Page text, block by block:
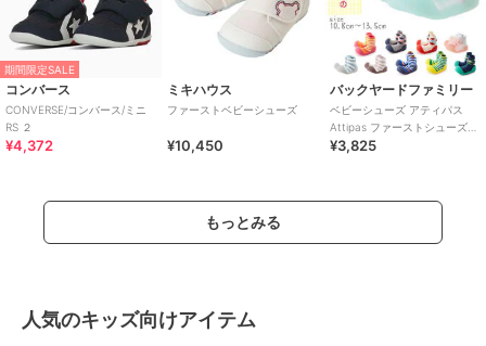
期間限定SALE
コンバース
CONVERSE/コンバース/ミニ
RS ２
¥4,372
ミキハウス
ファーストベビーシューズ
¥10,450
バックヤードファミリー
ベビーシューズ アティパス
Attipas ファーストシューズ
トレーニングシューズ コサー
¥3,825
もっとみる
人気のキッズ向けアイテム